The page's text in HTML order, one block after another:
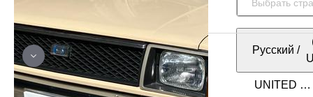
Русский /